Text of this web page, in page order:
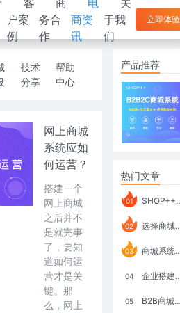
客
户案
例
商
务合
作
电
商资
讯
关
于我
们
立即体验
技术
分享
帮助
中心
网上商城
系统应如
何运营？
搭建一个
网上商城
之后并不
是就完事
了，要知
道如何运
营才是关
键。那
么，网上
产品推荐
热门文章
01 SHOP++ B2B2C V9.1 全新发布 新亮点
02 选择商城系统要考虑哪些问题？
03 商城系统如何打通跨境电商模式？
04 企业搭建积分商城系统要注意什么？
05 B2B商城系统搭建：开发语言、功能、优势分析